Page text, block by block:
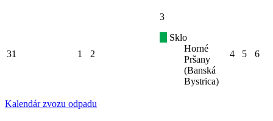
31 1 2
3
Sklo
Horné
Pršany
(Banská
Bystrica)
4 5 6
Kalendár zvozu odpadu